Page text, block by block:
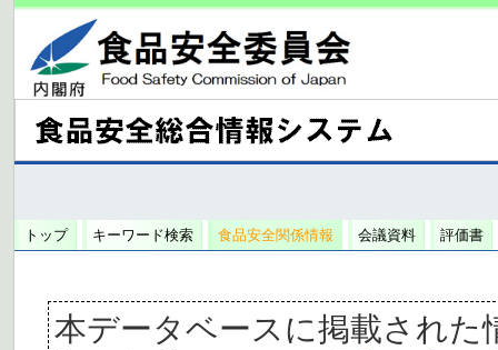
トップ キーワード検索 食品安全関係情報 会議資料 評価書
本データベースに掲載された